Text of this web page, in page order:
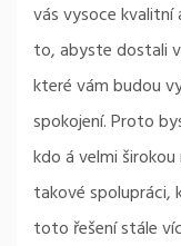
vásvysoce kvalitní
to, abyste dostali
které vám budou
spokojení. Proto
kdo á velmi
takové spolupráci,
toto řešení stále